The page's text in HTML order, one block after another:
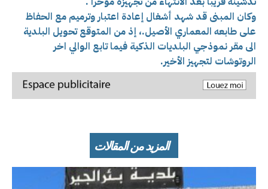
وكان المبنى قد شهد أشغال إعادة اعتبار وترميم مع الحفاظ
على طابعه المعماري الأصيل.، إذ من المتوقع تحويل البلدية
الى مقر نموذجي البلديات الذكية فيما تابع الوالي اخر
الروتوشات لتجهيز الأخير.
المزيد من المقالات